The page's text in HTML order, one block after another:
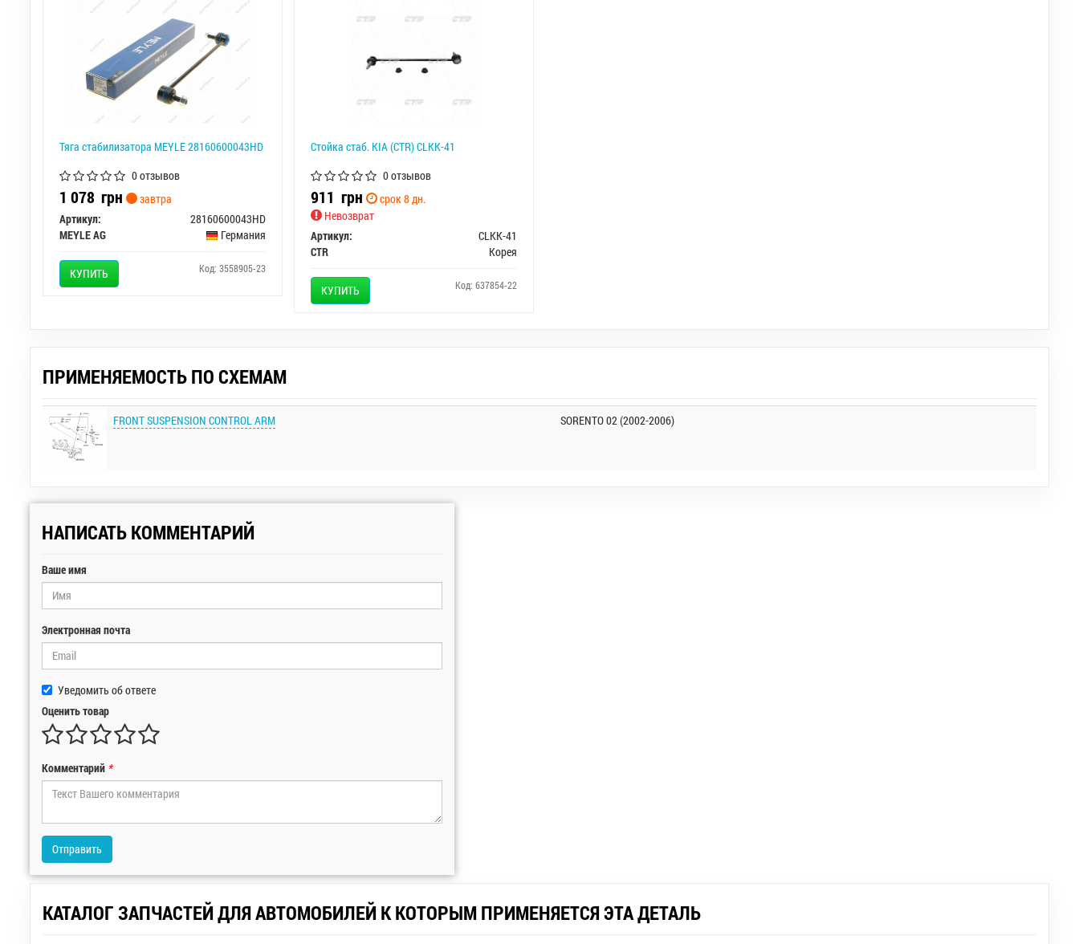
Тяга стабилизатора MEYLE 28160600043HD
0 отзывов
1 078 грн
завтра
Артикул:
28160600043HD
MEYLE AG
Германия
КУПИТЬ Код: 3558905-23
Стойка стаб. KIA (CTR) CLKK-41
0 отзывов
911 грн
срок 8 дн.
Невозврат
Артикул:
CLKK-41
CTR
Корея
КУПИТЬ Код: 637854-22
ПРИМЕНЯЕМОСТЬ ПО СХЕМАМ
FRONT SUSPENSION CONTROL ARM SORENTO 02 (2002-2006)
НАПИСАТЬ КОММЕНТАРИЙ
Ваше имя
Электронная почта
Уведомить об ответе
Оценить товар
Комментарий *
Отправить
КАТАЛОГ ЗАПЧАСТЕЙ ДЛЯ АВТОМОБИЛЕЙ К КОТОРЫМ ПРИМЕНЯЕТСЯ ЭТА ДЕТАЛЬ